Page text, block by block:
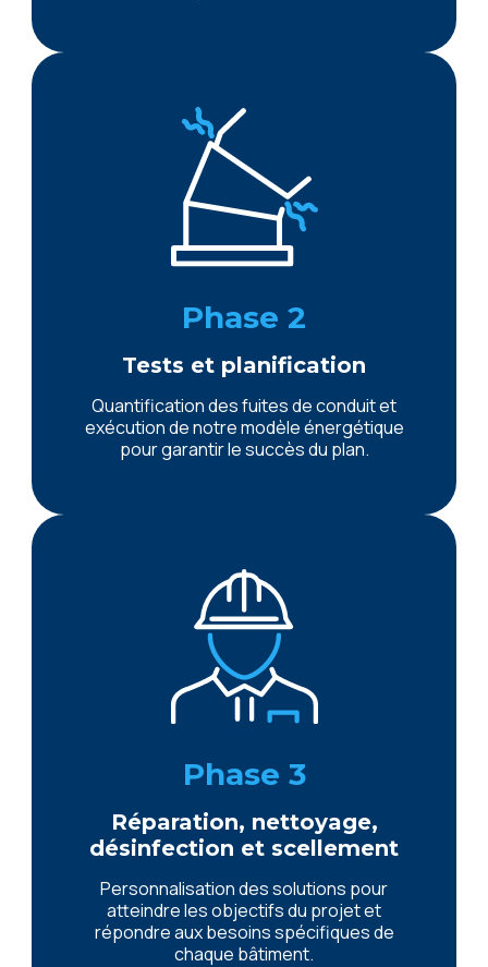
Phase 2
Tests et planification
Quantification des fuites de conduit et
exécution de notre modèle énergétique
pour garantir le succès du plan.
Phase 3
Réparation, nettoyage,
désinfection et scellement
Personnalisation des solutions pour
atteindre les objectifs du projet et
répondre aux besoins spécifiques de
chaque bâtiment.